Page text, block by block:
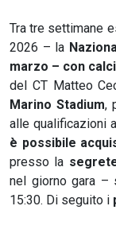
Tra tre settimane
2026 – la
marzo – con
del CT Matteo
Marino Stadium,
alle qualificazioni
è possibile
presso la
nel giorno gara –
15:30. Di seguito i